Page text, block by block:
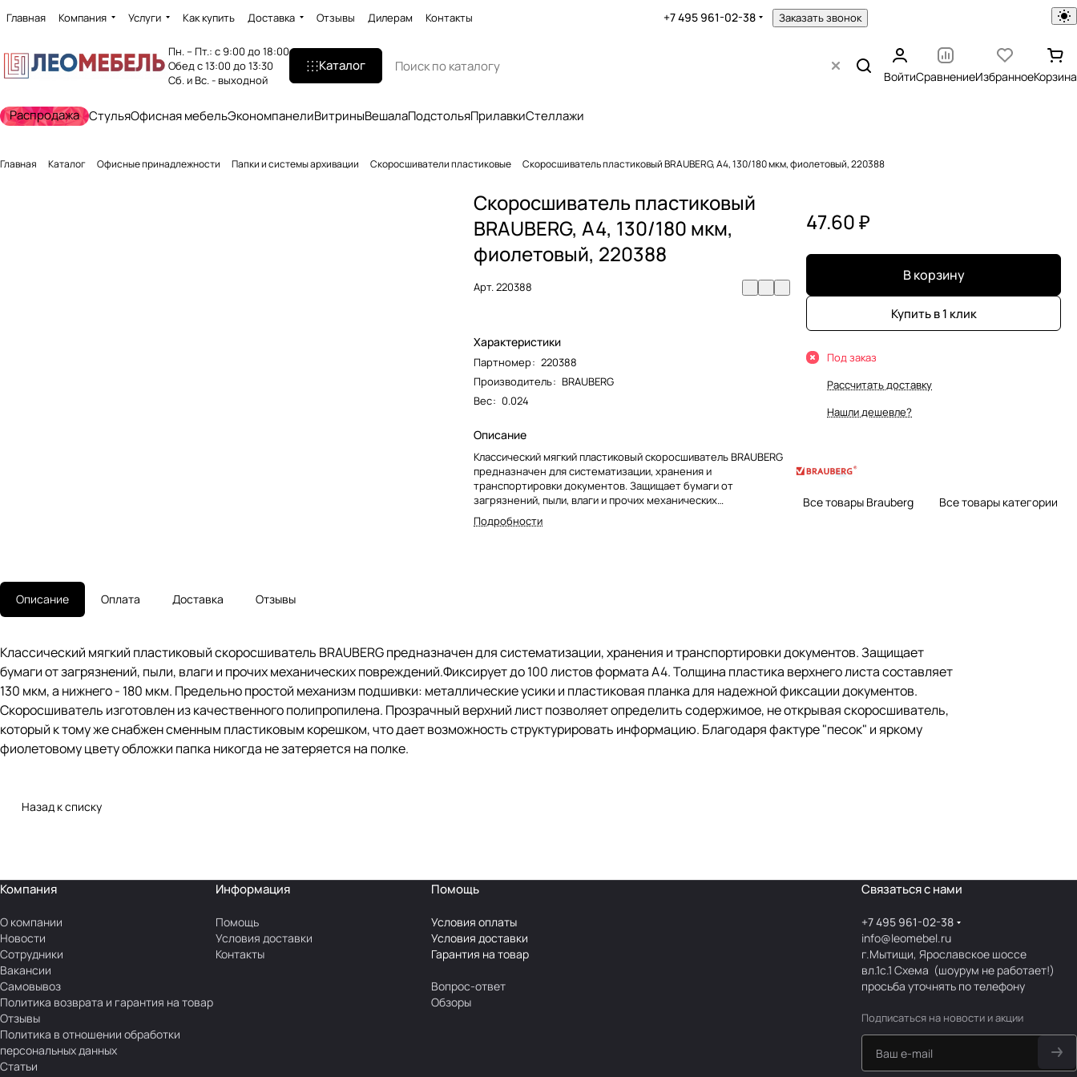
Главная Компания Услуги Как купить Доставка Отзывы Дилерам Контакты +7 495 961-02-38 Заказать звонок
Пн. – Пт.: с 9:00 до 18:00
Обед с 13:00 до 13:30
Сб. и Вс. - выходной
Каталог
ВойтиСравнениеИзбранноеКорзина
Распродажа СтульяОфисная мебельЭкономпанелиВитриныВешалаПодстольяПрилавкиСтеллажи
Главная Каталог Офисные принадлежности Папки и системы архивации Скоросшиватели пластиковые Скоросшиватель пластиковый BRAUBERG, А4, 130/180 мкм, фиолетовый, 220388
Скоросшиватель пластиковый
BRAUBERG, А4, 130/180 мкм,
фиолетовый, 220388
Арт.220388
Характеристики
Партномер: 220388
Производитель: BRAUBERG
Вес: 0.024
Описание
Классический мягкий пластиковый скоросшиватель BRAUBERG
предназначен для систематизации, хранения и
транспортировки документов. Защищает бумаги от
загрязнений, пыли, влаги и прочих механических
повреждений.Фиксирует до 100 листов формата А4. Толщина
пластика верхнего листа составляет 130 мкм, а нижнего - 180
обложки папка никогда не затеряется на полке.
Подробности
47.60 ₽
В корзину
Купить в 1 клик
Под заказ
Рассчитать доставку
Нашли дешевле?
Все товары Brauberg Все товары категории
Описание Оплата Доставка Отзывы
Классический мягкий пластиковый скоросшиватель BRAUBERG предназначен для систематизации, хранения и транспортировки документов. Защищает
бумаги от загрязнений, пыли, влаги и прочих механических повреждений.Фиксирует до 100 листов формата А4. Толщина пластика верхнего листа составляет
130 мкм, а нижнего - 180 мкм. Предельно простой механизм подшивки: металлические усики и пластиковая планка для надежной фиксации документов.
Скоросшиватель изготовлен из качественного полипропилена. Прозрачный верхний лист позволяет определить содержимое, не открывая скоросшиватель,
который к тому же снабжен сменным пластиковым корешком, что дает возможность структурировать информацию. Благодаря фактуре "песок" и яркому
фиолетовому цвету обложки папка никогда не затеряется на полке.
Назад к списку
Компания
О компании
Новости
Сотрудники
Вакансии
Самовывоз
Политика возврата и гарантия на товар
Отзывы
Политика в отношении обработки
персональных данных
Статьи
Информация
Помощь
Условия доставки
Контакты
Помощь
Условия оплаты
Условия доставки
Гарантия на товар
Вопрос-ответ
Обзоры
Связаться с нами
+7 495 961-02-38
info@leomebel.ru
г.Мытищи, Ярославское шоссе
вл.1с.1Схема (шоурум не работает!)
просьба уточнять по телефону
Подписаться на новости и акции